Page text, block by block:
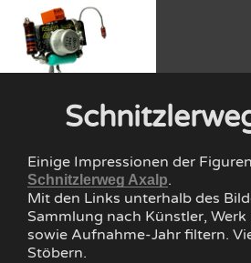
Einige Impressionen der
Schnitzlerweg Axalp.
Mit den Links unterhalb des
Sammlung nach Künstler,
sowie Aufnahme-Jahr filtern.
Stöbern.